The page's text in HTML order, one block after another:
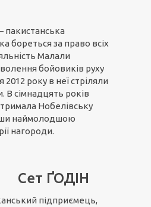
бореться за право всіх
Малали
бойовиків руху
2012 року в неї стріляли
В сімнадцять років
Нобелівську
наймолодшою
нагороди.
Сет ҐОДІН
підприємець,